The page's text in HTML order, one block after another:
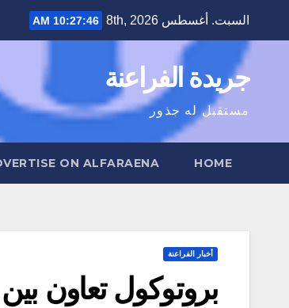
السبت. أغسطس 8th, 2026 10:27:47 AM
جريدة الفراعنة
مستقبل له جذور
HOME
ON ALFARAENA
أخبار الفراعنة
بروتوكول تعاون